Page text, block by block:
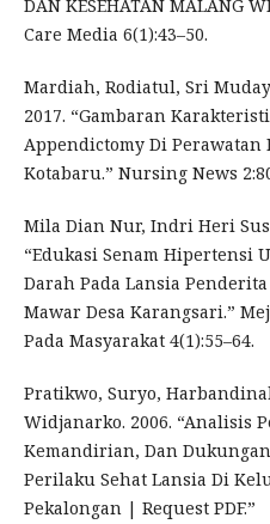
DAN KESEHATAN MALANG
Care Media 6(1):43–50.
Mardiah, Rodiatul, Sri
2017. “Gambaran
Appendictomy Di Perawatan
Kotabaru.” Nursing News
Mila Dian Nur, Indri Heri
“Edukasi Senam Hipertensi
Darah Pada Lansia
Mawar Desa Karangsari.”
Pada Masyarakat 4(1):55–64.
Pratikwo, Suryo,
Widjanarko. 2006. “Analisis
Kemandirian, Dan
Perilaku Sehat Lansia Di
Pekalongan | Request PDF.”